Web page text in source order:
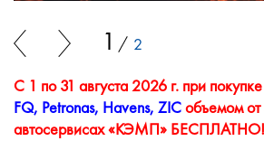
1 2
С 1 по 31 августа 2026 г. при
FQ, Petronas, Havens, ZICобъемом
автосервисах «КЭМП» БЕСПЛАТНО!